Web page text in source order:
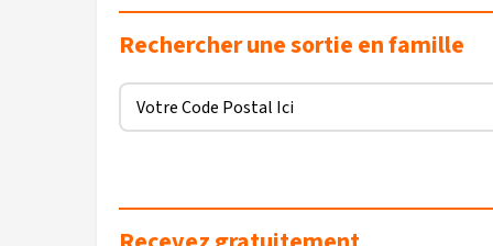
Rechercher une sortie en famille